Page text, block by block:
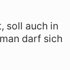
soll auch in
darf sich